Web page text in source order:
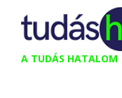
Kilépés
tartalomba
A TUDÁS HATALOM